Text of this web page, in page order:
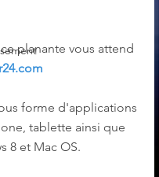
planante vous attend
forme d'applications
tablette ainsi que
8 et Mac OS.